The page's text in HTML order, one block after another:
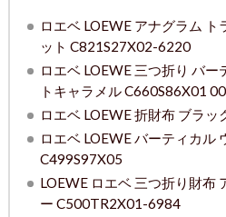
ロエベ LOEWE アナグラム
ット C821S27X02-6220
ロエベ LOEWE 三つ折り バー
トキャラメル C660S86X01
ロエベ LOEWE 折財布 ブラッ
ロエベ LOEWE バーティカル
C499S97X05
LOEWE ロエベ 三つ折り財布
ー C500TR2X01-6984